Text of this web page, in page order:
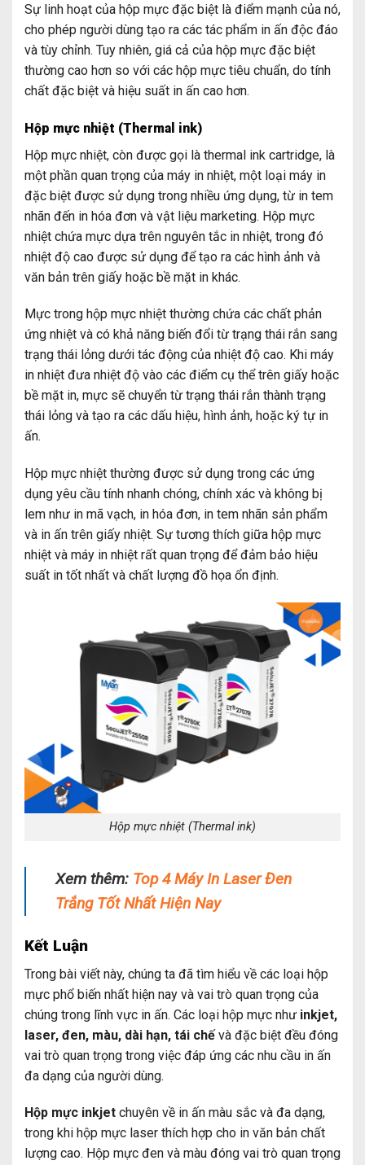
Sự linh hoạt của hộp mực đặc biệt là điểm mạnh của nó,
cho phép người dùng tạo ra các tác phẩm in ấn độc đáo
và tùy chỉnh. Tuy nhiên, giá cả của hộp mực đặc biệt
thường cao hơn so với các hộp mực tiêu chuẩn, do tính
chất đặc biệt và hiệu suất in ấn cao hơn.
Hộp mực nhiệt (Thermal ink)
Hộp mực nhiệt, còn được gọi là thermal ink cartridge, là
một phần quan trọng của máy in nhiệt, một loại máy in
đặc biệt được sử dụng trong nhiều ứng dụng, từ in tem
nhãn đến in hóa đơn và vật liệu marketing. Hộp mực
nhiệt chứa mực dựa trên nguyên tắc in nhiệt, trong đó
nhiệt độ cao được sử dụng để tạo ra các hình ảnh và
văn bản trên giấy hoặc bề mặt in khác.
Mực trong hộp mực nhiệt thường chứa các chất phản
ứng nhiệt và có khả năng biến đổi từ trạng thái rắn sang
trạng thái lỏng dưới tác động của nhiệt độ cao. Khi máy
in nhiệt đưa nhiệt độ vào các điểm cụ thể trên giấy hoặc
bề mặt in, mực sẽ chuyển từ trạng thái rắn thành trạng
thái lỏng và tạo ra các dấu hiệu, hình ảnh, hoặc ký tự in
ấn.
Hộp mực nhiệt thường được sử dụng trong các ứng
dụng yêu cầu tính nhanh chóng, chính xác và không bị
lem như in mã vạch, in hóa đơn, in tem nhãn sản phẩm
và in ấn trên giấy nhiệt. Sự tương thích giữa hộp mực
nhiệt và máy in nhiệt rất quan trọng để đảm bảo hiệu
suất in tốt nhất và chất lượng đồ họa ổn định.
Hộp mực nhiệt (Thermal ink)
Xem thêm: Top 4 Máy In Laser Đen
Trắng Tốt Nhất Hiện Nay
Kết Luận
Trong bài viết này, chúng ta đã tìm hiểu về các loại hộp
mực phổ biến nhất hiện nay và vai trò quan trọng của
chúng trong lĩnh vực in ấn. Các loại hộp mực như inkjet,
laser, đen, màu, dài hạn, tái chếvà đặc biệt đều đóng
vai trò quan trọng trong việc đáp ứng các nhu cầu in ấn
đa dạng của người dùng.
Hộp mực inkjet chuyên về in ấn màu sắc và đa dạng,
trong khi hộp mực laser thích hợp cho in văn bản chất
lượng cao. Hộp mực đen và màu đóng vai trò quan trọng